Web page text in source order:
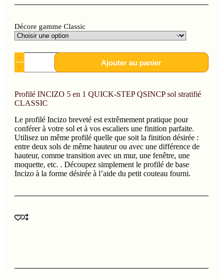
Décore gamme Classic
Ajouter au panier
Profilé INCIZO 5 en 1 QUICK-STEP QSINCP sol stratifié
CLASSIC
Le profilé Incizo breveté est extrêmement pratique pour
conférer à votre sol et à vos escaliers une finition parfaite.
Utilisez un même profilé quelle que soit la finition désirée :
entre deux sols de même hauteur ou avec une différence de
hauteur, comme transition avec un mur, une fenêtre, une
moquette, etc. . Découpez simplement le profilé de base
Incizo à la forme désirée à l’aide du petit couteau fourni.